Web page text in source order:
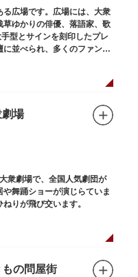
広場です。広場には、大衆
ゆかりの俳優、落語家、歌
型とサインを刻印したプレ
並べられ、多くのファンに
場
衆劇場で、全国人気劇団が
舞踊ショーが演じらていま
りが飛び交います。
の問屋街